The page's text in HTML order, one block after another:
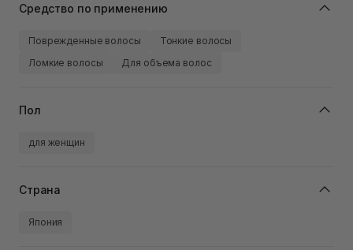
Средство по применению
Поврежденные волосы
Тонкие волосы
Ломкие волосы
Для объема волос
Пол
для женщин
Страна
Япония